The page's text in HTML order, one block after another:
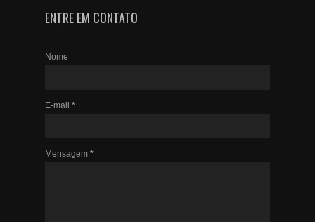
ENTRE EM CONTATO
Nome
E-mail *
Mensagem *